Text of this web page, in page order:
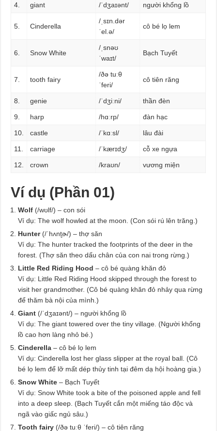
4. giant /ˈdʒaɪənt/ người khổng lồ
5. Cinderella
/ˌsɪn.dər
ˈel.ə/
cô bé lọ lem
6. Snow White
/ˌsnəʊ
ˈwaɪt/
Bạch Tuyết
7. tooth fairy
/ðə tuːθ
ˈferi/
cô tiên răng
8. genie /ˈdʒiːni/ thần đèn
9. harp /hɑːrp/ đàn hạc
10. castle /ˈkɑːsl/ lâu đài
11. carriage /ˈkærɪdʒ/ cỗ xe ngựa
12. crown /kraʊn/ vương miện
Ví dụ (Phần 01)
Wolf (/wʊlf/) – con sói
Ví dụ: The wolf howled at the moon. (Con sói rú lên trăng.)
Hunter(/ˈhʌnt̬ɚ/) – thợ săn
Ví dụ: The hunter tracked the footprints of the deer in the
forest. (Thợ săn theo dấu chân của con nai trong rừng.)
Little Red Riding Hood – cô bé quàng khăn đỏ
Ví dụ: Little Red Riding Hood skipped through the forest to
visit her grandmother. (Cô bé quàng khăn đỏ nhảy qua rừng
để thăm bà nội của mình.)
Giant (/ˈdʒaɪənt/) – người khổng lồ
Ví dụ: The giant towered over the tiny village. (Người khổng
lồ cao hơn làng nhỏ bé.)
Cinderella – cô bé lọ lem
Ví dụ: Cinderella lost her glass slipper at the royal ball. (Cô
bé lọ lem để lỡ mất dép thủy tinh tại đêm dạ hội hoàng gia.)
Snow White – Bạch Tuyết
Ví dụ: Snow White took a bite of the poisoned apple and fell
into a deep sleep. (Bạch Tuyết cắn một miếng táo độc và
ngã vào giấc ngủ sâu.)
Tooth fairy (/ðə tuːθ ˈferi/) – cô tiên răng